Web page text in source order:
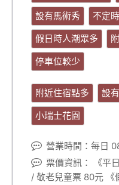
設有馬術秀
不定
假日時人潮眾多
停車位較少
附近住宿點多 設
小瑞士花園
營業時間：每日
票價資訊： 《平
/ 敬老兒童票 80元 《